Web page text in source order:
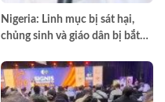
Nigeria: Linh mục bị sát hại,
chủng sinh và giáo dân bị bắt